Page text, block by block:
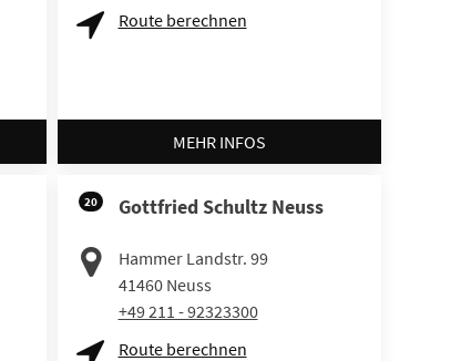
Route berechnen
MEHR INFOS
20 Gottfried Schultz Neuss
Hammer Landstr. 99
41460 Neuss
+49 211 - 92323300
Route berechnen